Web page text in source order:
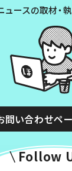
ュースの取材・
問い合わせペ
Follow